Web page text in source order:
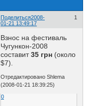
Поделиться 1
2008-
01-21 13:49:17
Взнос на фестиваль
Чугункон-2008
составит35 грн (около
$7).
Отредактировано Shlema
(2008-01-21 18:39:25)
0